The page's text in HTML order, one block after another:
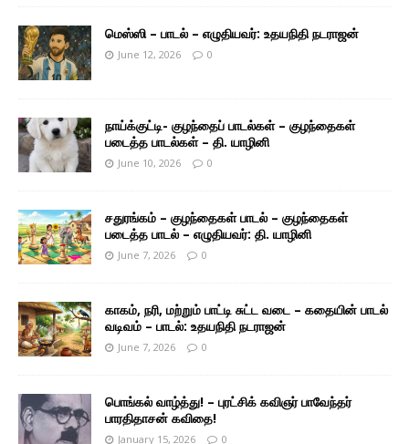
மெஸ்ஸி – பாடல் – எழுதியவர்: உதயநிதி நடராஜன்
June 12, 2026 0
நாய்க்குட்டி- குழந்தைப் பாடல்கள் – குழந்தைகள்
படைத்த பாடல்கள் – தி. யாழினி
June 10, 2026 0
சதுரங்கம் – குழந்தைகள் பாடல் – குழந்தைகள்
படைத்த பாடல் – எழுதியவர்: தி. யாழினி
June 7, 2026 0
காகம், நரி, மற்றும் பாட்டி சுட்ட வடை – கதையின் பாடல்
வடிவம் – பாடல்: உதயநிதி நடராஜன்
June 7, 2026 0
பொங்கல் வாழ்த்து! – புரட்சிக் கவிஞர் பாவேந்தர்
பாரதிதாசன் கவிதை!
January 15, 2026 0